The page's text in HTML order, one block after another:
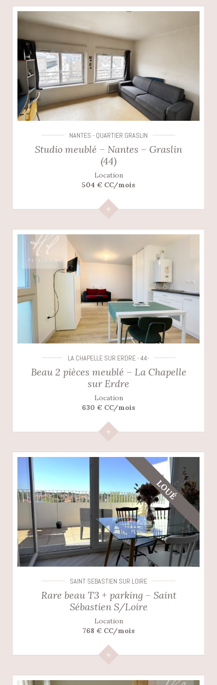
NANTES - QUARTIER GRASLIN
Studio meublé – Nantes – Graslin
(44)
Location
504 € CC/mois
LA CHAPELLE SUR ERDRE - 44-
Beau 2 pièces meublé – La Chapelle
sur Erdre
Location
630 € CC/mois
LOUÉ
SAINT SEBASTIEN SUR LOIRE
Rare beau T3 + parking – Saint
Sébastien S/Loire
Location
768 € CC/mois